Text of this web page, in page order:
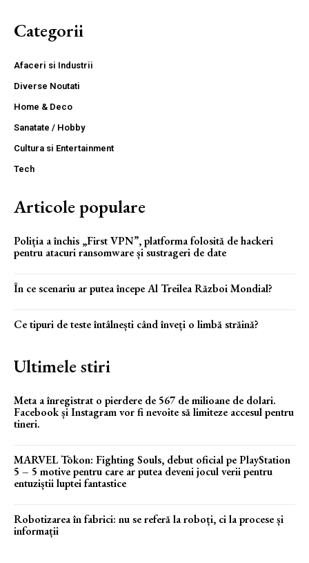
Categorii
Afaceri si Industrii
Diverse Noutati
Home & Deco
Sanatate / Hobby
Cultura si Entertainment
Tech
Articole populare
Poliția a închis „First VPN”, platforma folosită de hackeri
pentru atacuri ransomware și sustrageri de date
În ce scenariu ar putea începe Al Treilea Război Mondial?
Ce tipuri de teste întâlnești când înveți o limbă străină?
Ultimele stiri
Meta a înregistrat o pierdere de 567 de milioane de dolari.
Facebook și Instagram vor fi nevoite să limiteze accesul pentru
tineri.
MARVEL Tōkon: Fighting Souls, debut oficial pe PlayStation
5 – 5 motive pentru care ar putea deveni jocul verii pentru
entuziștii luptei fantastice
Robotizarea în fabrici: nu se referă la roboți, ci la procese și
informații